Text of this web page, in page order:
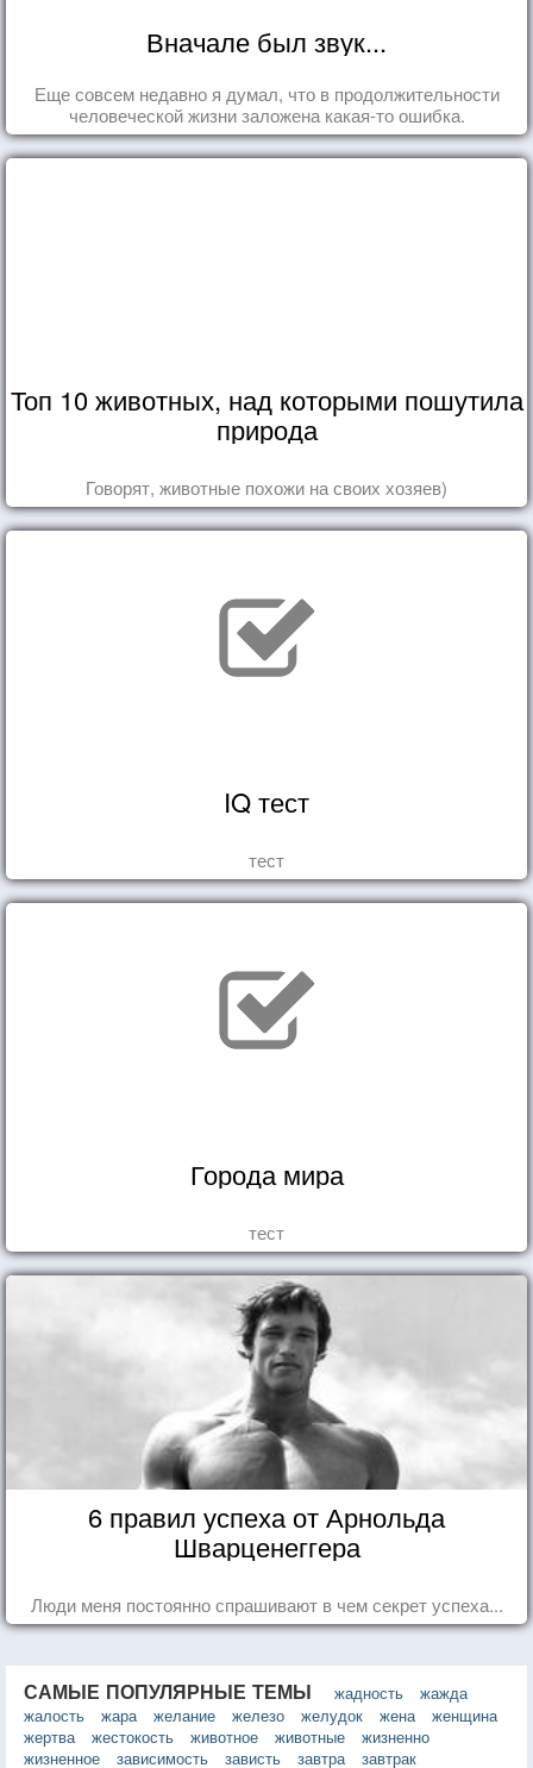
Вначале был звук...
Еще совсем недавно я думал, что в продолжительности
человеческой жизни заложена какая-то ошибка.
Топ 10 животных, над которыми пошутила
природа
Говорят, животные похожи на своих хозяев)
IQ тест
тест
Города мира
тест
6 правил успеха от Арнольда
Шварценеггера
Люди меня постоянно спрашивают в чем секрет успеха...
САМЫЕ ПОПУЛЯРНЫЕ ТЕМЫ жадность
жажда
жалость
жара желание железо желудок жена
женщина
жертва
жестокость животное животные
жизненно
жизненное
зависимость зависть завтра
завтрак